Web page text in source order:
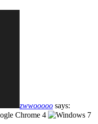
zwwooooo says: